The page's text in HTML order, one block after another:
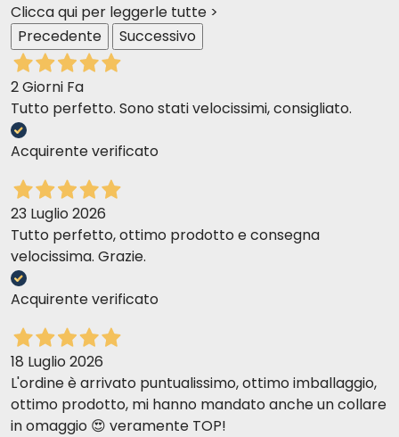
Ottimo
Clicca qui per leggerle tutte >
Precedente
Successivo
2 Giorni Fa
Tutto perfetto. Sono stati velocissimi, consigliato.
Acquirente verificato
23 Luglio 2026
Tutto perfetto, ottimo prodotto e consegna
velocissima. Grazie.
Acquirente verificato
18 Luglio 2026
L'ordine è arrivato puntualissimo, ottimo imballaggio,
ottimo prodotto, mi hanno mandato anche un collare
in omaggio 😍 veramente TOP!